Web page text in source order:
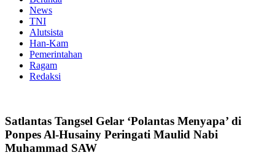
News
TNI
Alutsista
Han-Kam
Pemerintahan
Ragam
Redaksi
Satlantas Tangsel Gelar ‘Polantas Menyapa’ di
Ponpes Al-Husainy Peringati Maulid Nabi
Muhammad SAW